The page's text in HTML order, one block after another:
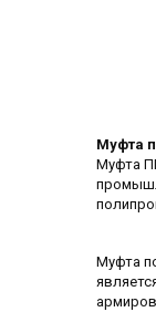
Муфта
Муфта
Муфта